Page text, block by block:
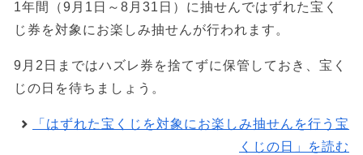
1年間（9月1日～8月31日）に抽せんではずれた宝く
じ券を対象にお楽しみ抽せんが行われます。
9月2日まではハズレ券を捨てずに保管しておき、宝く
じの日を待ちましょう。
「はずれた宝くじを対象にお楽しみ抽せんを行う宝
くじの日」を読む